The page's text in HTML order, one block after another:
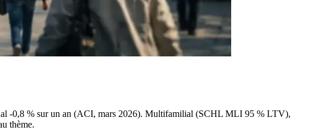
-0,8 % sur un an (ACI, mars 2026). Multifamilial (SCHL MLI 95 % LTV),
thème.